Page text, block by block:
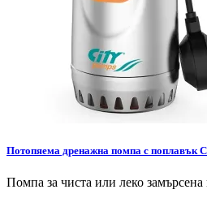
Потопяема дренажна помпа с поплавък
Помпа за чиста или леко замърсена